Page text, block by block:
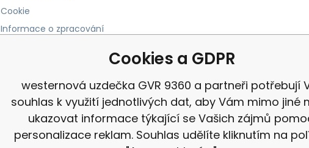
Cookie
Informace o zpracování
Cookies a GDPR
westernová uzdečka GVR 9360 a partneři potřebují
souhlas k využití jednotlivých dat, aby Vám mimo jiné
ukazovat informace týkající se Vašich zájmů
personalizace reklam. Souhlas udělíte kliknutím na